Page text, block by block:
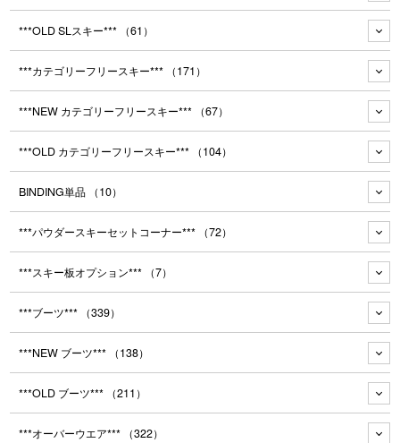
***OLD SLスキー*** （61）
***カテゴリーフリースキー*** （171）
***NEW カテゴリーフリースキー*** （67）
***OLD カテゴリーフリースキー*** （104）
BINDING単品 （10）
***パウダースキーセットコーナー*** （72）
***スキー板オプション*** （7）
***ブーツ*** （339）
***NEW ブーツ*** （138）
***OLD ブーツ*** （211）
***オーバーウエア*** （322）